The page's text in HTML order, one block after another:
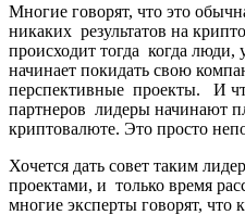
Многие говорят, что это
никаких результатов на
происходит тогда когда
начинает покидать свою
перспективные проекты. И
партнеров лидеры начинают
криптовалюте. Это просто
Хочется дать совет таким
проектами, и только время
многие эксперты говорят, что